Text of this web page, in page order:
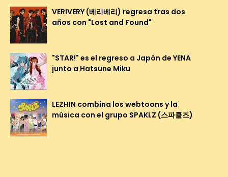
VERIVERY (베리베리) regresa tras dos
años con "Lost and Found"
"STAR!" es el regreso a Japón de YENA
junto a Hatsune Miku
LEZHIN combina los webtoons y la
música con el grupo SPAKLZ (스파클즈)